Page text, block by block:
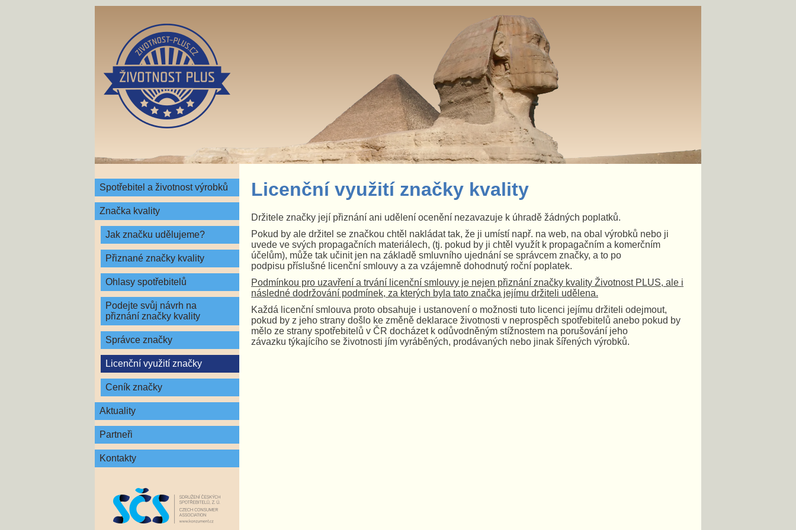
Spotřebitel a životnost výrobků
Značka kvality
Jak značku udělujeme?
Přiznané značky kvality
Ohlasy spotřebitelů
Podejte svůj návrh na
přiznání značky kvality
Správce značky
Licenční využití značky
Ceník značky
Aktuality
Partneři
Kontakty
Licenční využití značky kvality
Držitele značky její přiznání ani udělení ocenění nezavazuje k úhradě žádných poplatků.
Pokud by ale držitel se značkou chtěl nakládat tak, že ji umístí např. na web, na obal výrobků nebo ji
uvede ve svých propagačních materiálech, (tj. pokud by ji chtěl využít k propagačním a komerčním
účelům), může tak učinit jen na základě smluvního ujednání se správcem značky, a to po
podpisu příslušné licenční smlouvy a za vzájemně dohodnutý roční poplatek.
Podmínkou pro uzavření a trvání licenční smlouvy je nejen přiznání značky kvality Životnost PLUS, ale i
následné dodržování podmínek, za kterých byla tato značka jejímu držiteli udělena.
Každá licenční smlouva proto obsahuje i ustanovení o možnosti tuto licenci jejímu držiteli odejmout,
pokud by z jeho strany došlo ke změně deklarace životnosti v neprospěch spotřebitelů anebo pokud by
mělo ze strany spotřebitelů v ČR docházet k odůvodněným stížnostem na porušování jeho
závazku týkajícího se životnosti jím vyráběných, prodávaných nebo jinak šířených výrobků.